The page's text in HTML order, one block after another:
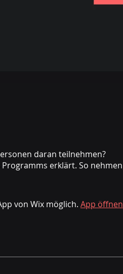
daran teilnehmen?
erklärt. So nehmen
von Wix möglich. App öffnen